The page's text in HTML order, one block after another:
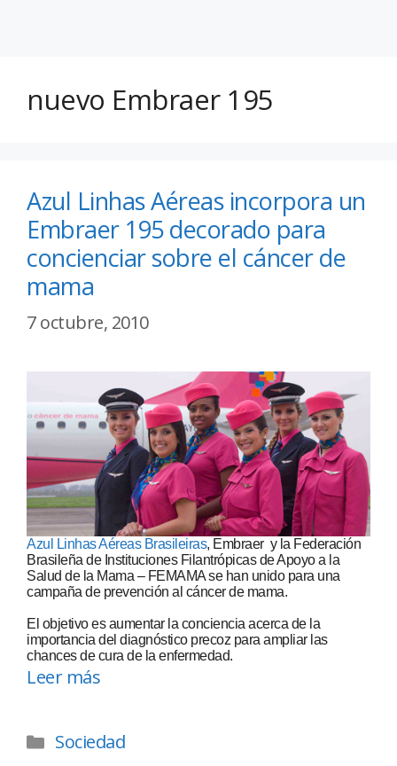
nuevo Embraer 195
Azul Linhas Aéreas incorpora un
Embraer 195 decorado para
concienciar sobre el cáncer de
mama
7 octubre, 2010
Azul Linhas Aéreas Brasileiras, Embraer y la Federación
Brasileña de Instituciones Filantrópicas de Apoyo a la
Salud de la Mama – FEMAMA se han unido para una
campaña de prevención al cáncer de mama.
El objetivo es aumentar la conciencia acerca de la
importancia del diagnóstico precoz para ampliar las
chances de cura de la enfermedad.
Leer más
Sociedad